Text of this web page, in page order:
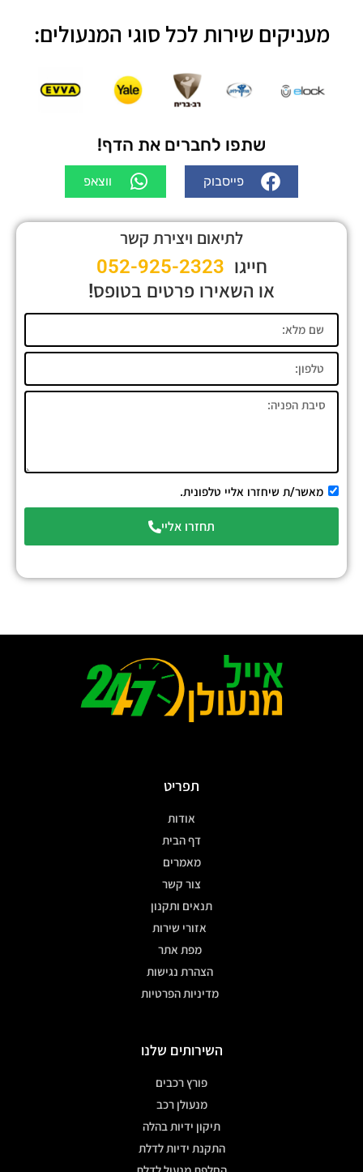
מעניקים שירות לכל סוגי המנעולים:
שתפו לחברים את הדף!
פייסבוק ווצאפ
לתיאום ויצירת קשר
חייגו 052-925-2323
או השאירו פרטים בטופס!
מאשר/ת שיחזרו אליי טלפונית.
תחזרו אליי
תפריט
אודות
דף הבית
מאמרים
צור קשר
תנאים ותקנון
אזורי שירות
מפת אתר
הצהרת נגישות
מדיניות הפרטיות
השירותים שלנו
פורץ רכבים
מנעולן רכב
תיקון ידיות בהלה
התקנת ידיות לדלת